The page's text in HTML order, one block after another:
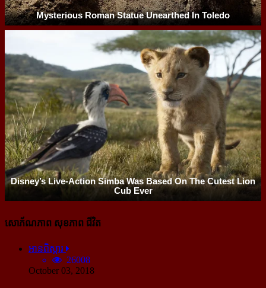
សោភ័ណភាព សុខភាព ជីវិត
អានពិស្ដារ
26008
October 03, 2018